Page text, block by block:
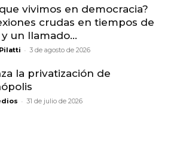
vivimos en democracia?
crudas en tiempos de
y un llamado...
- 3 de agosto de 2026
la privatización de
- 31 de julio de 2026